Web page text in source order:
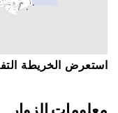
اﺳﺘﻌﺮﺽ اﻟﺨﺮﻳﻄﺔ